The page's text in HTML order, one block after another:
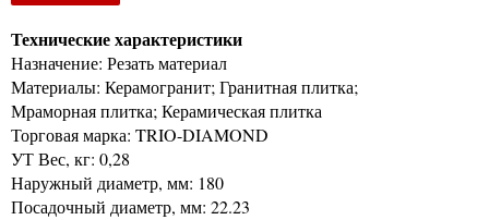
Технические характеристики
Назначение: Резать материал
Материалы: Керамогранит; Гранитная плитка;
Мраморная плитка; Керамическая плитка
Торговая марка: TRIO-DIAMOND
УТ Вес, кг: 0,28
Наружный диаметр, мм: 180
Посадочный диаметр, мм: 22.23